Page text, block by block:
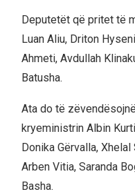
Deputetët që pritet të
Luan Aliu, Driton
Ahmeti, Avdullah
Batusha.
Ata do të
kryeministrin Albin
Donika Gërvalla,
Arben Vitia, Saranda
Basha.